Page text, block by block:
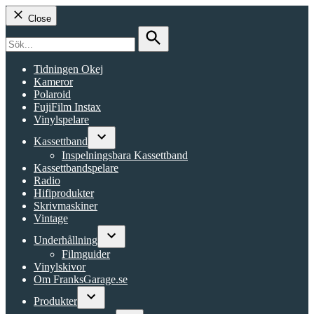
Close
for:
Search
Tidningen Okej
Kameror
Polaroid
FujiFilm Instax
Vinylspelare
Kassettband
Open
dropdown
menu
Inspelningsbara Kassettband
Kassettbandspelare
Radio
Hifiprodukter
Skrivmaskiner
Vintage
Underhållning
Open
Filmguider
Vinylskivor
Om FranksGarage.se
Produkter
Open